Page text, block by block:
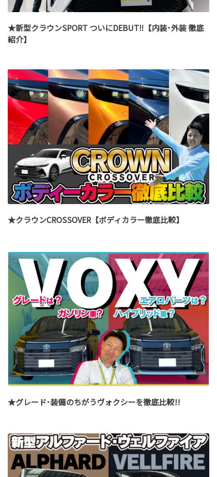
★新型クラウンSPORT ついにDEBUT‼︎【内装･外装 徹底
紹介】
★クラウンCROSSOVER【ボディカラー徹底比較】
★グレード･装備のちがうヴォクシーを徹底比較!!